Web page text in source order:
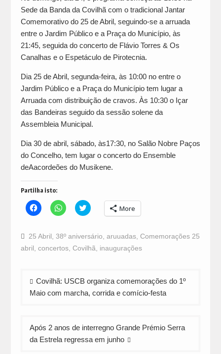
Sede da Banda da Covilhã com o tradicional Jantar
Comemorativo do 25 de Abril, seguindo-se a arruada
entre o Jardim Público e a Praça do Município, às
21:45, seguida do concerto de Flávio Torres & Os
Canalhas e o Espetáculo de Pirotecnia.
Dia 25 de Abril, segunda-feira, às 10:00 no entre o
Jardim Público e a Praça do Município tem lugar a
Arruada com distribuição de cravos. Às 10:30 o Içar
das Bandeiras seguido da sessão solene da
Assembleia Municipal.
Dia 30 de abril, sábado, às17:30, no Salão Nobre Paços
do Concelho, tem lugar o concerto do Ensemble
deAacordeões do Musikene.
Partilha isto:
Click
to
Facebook
(Opens
in
new
Click
to
WhatsApp
(Opens
in
new
Click
to
Twitter
(Opens
in
new
More
25 Abril 38º aniversário aruuadas, Comemorações 25
abril concertos, Covilhã inaugurações
Navegação
de
Covilhã: USCB organiza comemorações do 1º
Maio com marcha, corrida e comício-festa
Após 2 anos de interregno Grande Prémio Serra
da Estrela regressa em junho